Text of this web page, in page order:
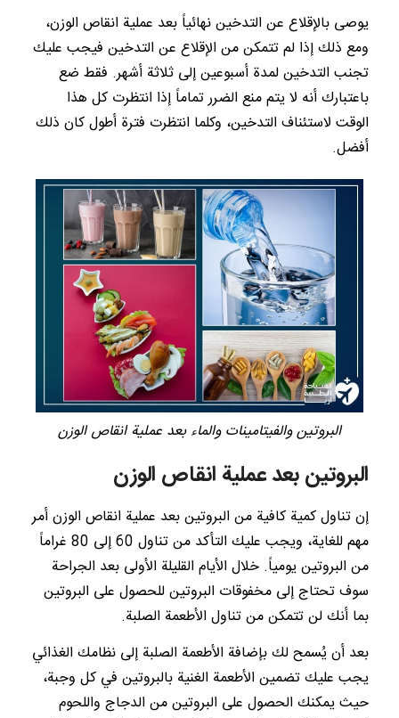
يوصى بالإقلاع عن التدخين نهائياً بعد عملية انقاص الوزن،
ومع ذلك إذا لم تتمكن من الإقلاع عن التدخين فيجب عليك
تجنب التدخين لمدة أسبوعين إلى ثلاثة أشهر. فقط ضع
باعتبارك أنه لا يتم منع الضرر تماماً إذا انتظرت كل هذا
الوقت لاستئناف التدخين، وكلما انتظرت فترة أطول كان ذلك
أفضل.
البروتين والفيتامينات والماء بعد عملية انقاص الوزن
البروتين بعد عملية انقاص الوزن
إن تناول كمية كافية من البروتين بعد عملية انقاص الوزن أمر
مهم للغاية، ويجب عليك التأكد من تناول 60 إلى 80 غراماً
من البروتين يومياً. خلال الأيام القليلة الأولى بعد الجراحة
سوف تحتاج إلى مخفوقات البروتين للحصول على البروتين
بما أنك لن تتمكن من تناول الأطعمة الصلبة.
بعد أن يُسمح لك بإضافة الأطعمة الصلبة إلى نظامك الغذائي
يجب عليك تضمين الأطعمة الغنية بالبروتين في كل وجبة،
حيث يمكنك الحصول على البروتين من الدجاج واللحوم